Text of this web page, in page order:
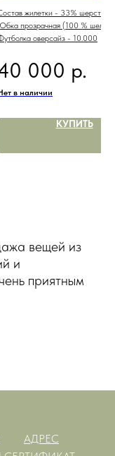
жилетки - 33% шерсть,
прозрачная (100 % шелк)
оверсайз - 10.000
000 р.
в наличии
КУПИТЬ
вещей из
и
приятным
АДРЕС